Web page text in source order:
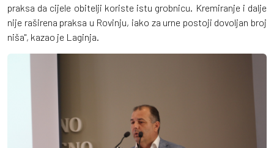
praksa da cijele obitelji koriste istu grobnicu. Kremiranje i dalje
nije raširena praksa u Rovinju, iako za urne postoji dovoljan broj
niša", kazao je Laginja.